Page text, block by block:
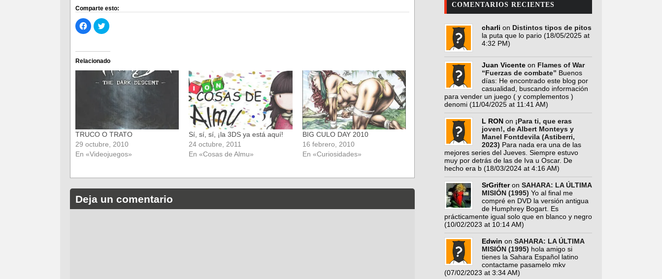
Comparte esto:
Haz
clic
para
Facebook
(Se
abre
en
ventana
Haz
clic
Twitter
(Se
abre
en
una
ventana
nueva)
Relacionado
TRUCO O TRATO
29 octubre, 2010
En «Videojuegos»
Sí, sí, sí, ¡la 3DS ya está aquí!
24 octubre, 2011
En «Cosas de Almu»
BIG CULO DAY 2010
16 febrero, 2010
En «Curiosidades»
Deja un comentario
COMENTARIOS RECIENTES
charli on Distintos tipos de pitos
la puta que lo pario (18/05/2025 at
4:32 PM)
Juan Vicente on Flames of War
“Fuerzas de combate” Buenos
días: He encontrado este blog por
casualidad, buscando información
para vender un juego ( y complementos )
denomi (11/04/2025 at 11:41 AM)
L RON on ¡Para ti, que eras
joven!, de Albert Monteys y
Manel Fontdevila (Astiberri,
2023) Para nada era una de las
mejores series del Jueves. Siempre estuvo
muy por detrás de las de Iva u Oscar. De
hecho era b (18/03/2024 at 4:16 AM)
SrGrifteron SAHARA: LA ÚLTIMA
MISIÓN (1995) Yo al final me
compré en DVD la versión antigua
de Humphrey Bogart. Es
prácticamente igual solo que en blanco y negro
(10/02/2023 at 10:14 AM)
Edwin on SAHARA: LA ÚLTIMA
MISIÓN (1995) hola amigo si
tienes la Sahara Español latino
contactame pasamelo mkv
(07/02/2023 at 3:34 AM)